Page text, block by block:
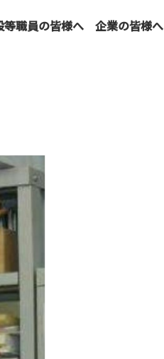
等職員の皆様へ 企業の皆様へ